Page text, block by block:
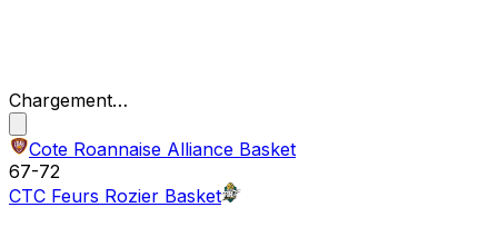
Chargement…
Cote Roannaise Alliance Basket
67-72
CTC Feurs Rozier Basket